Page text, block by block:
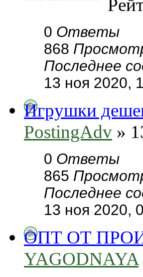
0 Ответы
868
Последнее
13 ноя 2020,
Игрушки
PostingAdv »
0 Ответы
865
Последнее
13 ноя 2020,
ОПТ ОТ
YAGODNAYA